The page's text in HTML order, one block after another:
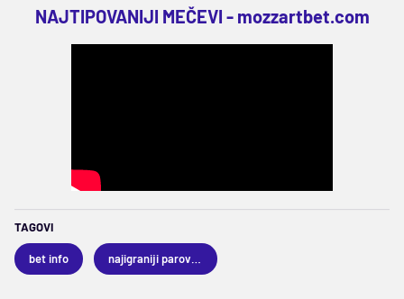
NAJTIPOVANIJI MEČEVI - mozzartbet.com
TAGOVI
bet info